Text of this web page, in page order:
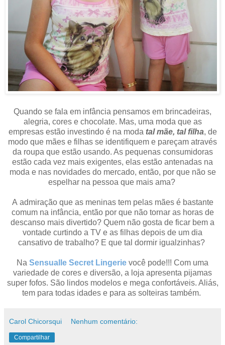
Quando se fala em infância pensamos em brincadeiras,
alegria, cores e chocolate. Mas, uma moda que as
empresas estão investindo é na moda tal mãe, tal filha, de
modo que mães e filhas se identifiquem e pareçam através
da roupa que estão usando. As pequenas consumidoras
estão cada vez mais exigentes, elas estão antenadas na
moda e nas novidades do mercado, então, por que não se
espelhar na pessoa que mais ama?
A admiração que as meninas tem pelas mães é bastante
comum na infância, então por que não tornar as horas de
descanso mais divertido? Quem não gosta de ficar bem a
vontade curtindo a TV e as filhas depois de um dia
cansativo de trabalho? E que tal dormir igualzinhas?
Na Sensualle Secret Lingerie você pode!!! Com uma
variedade de cores e diversão, a loja apresenta pijamas
super fofos. São lindos modelos e mega confortáveis. Aliás,
tem para todas idades e para as solteiras também.
Carol Chicorsqui Nenhum comentário:
Compartilhar